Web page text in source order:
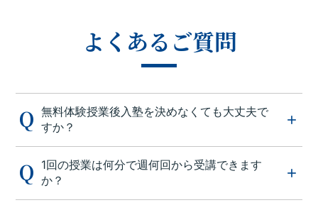
よくあるご質問
無料体験授業後入塾を決めなくても大丈夫で
すか？
1回の授業は何分で週何回から受講できます
か？